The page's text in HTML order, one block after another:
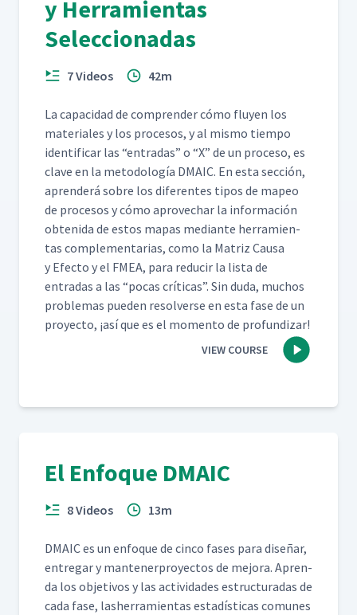
y Herramientas
Seleccionadas
7 Videos 42m
La capaci­dad de com­pren­der cómo fluyen los
mate­ri­ales y los pro­ce­sos, y al mis­mo tiem­po
iden­ti­ficar las “entradas” o “X” de un pro­ce­so, es
clave en la metodología DMA­IC. En esta sec­ción,
apren­derá sobre los difer­entes tipos de mapeo
de pro­ce­sos y cómo aprovechar la infor­ma­ción
obteni­da de estos mapas medi­ante her­ramien­
tas com­ple­men­tarias, como la Matriz Causa
y Efec­to y el FMEA, para reducir la lista de
entradas a las “pocas críti­cas”. Sin duda, muchos
prob­le­mas pueden resol­verse en esta fase de un
proyec­to, ¡así que es el momen­to de profundizar!
VIEW COURSE
El Enfoque DMAIC
8 Videos 13m
DMA­IC es un enfoque de cin­co fas­es para dis­eñar,
entre­gar y man­ten­er­proyec­tos de mejo­ra. Apren­
da los obje­tivos y las activi­dades estruc­turadas de
cada fase, lash­er­ramien­tas estadís­ti­cas comunes